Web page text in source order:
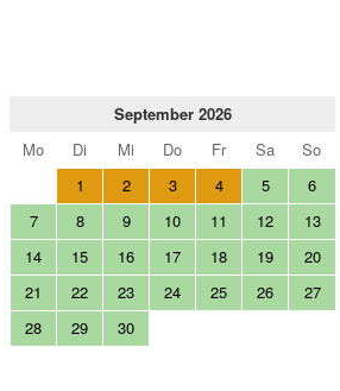
September 2026
Mo
Di Mi Do Fr Sa
So
1
2 3 4 5
6
7
8 9 10 11 12
13
14
15 16 17 18 19
20
21
22 23 24 25 26
27
28
29 30